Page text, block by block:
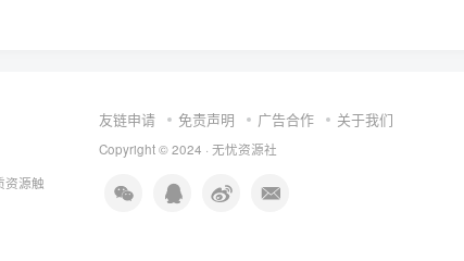
资源触
友链申请 免责声明 广告合作 关于我们
Copyright © 2024 · 无忧资源社